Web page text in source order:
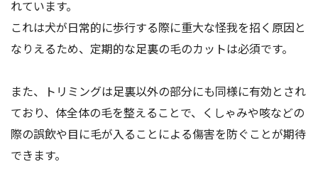
れています。
これは犬が日常的に歩行する際に重大な怪我を招く原因と
なりえるため、定期的な足裏の毛のカットは必須です。
また、トリミングは足裏以外の部分にも同様に有効とされ
ており、体全体の毛を整えることで、くしゃみや咳などの
際の誤飲や目に毛が入ることによる傷害を防ぐことが期待
できます。